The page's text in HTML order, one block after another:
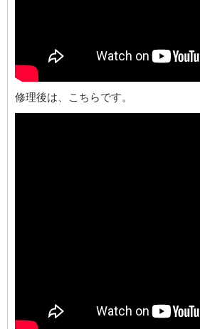
修理後は、こちらです。